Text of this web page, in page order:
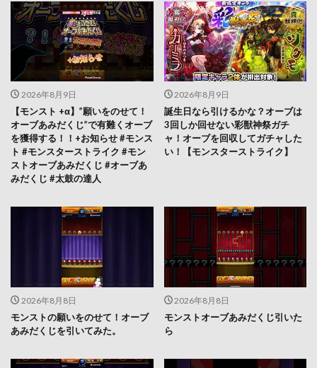
2026年8月9日
【モンスト +α】”願いをのせて！
オーブあみだくじ”で有難くオーブ
を獲得する！！+お知らせ #モンス
ト #モンスターストライク #モン
ストオーブあみだくじ #オーブあ
みだくじ #太鼓の達人
2026年8月9日
誕生日なら引けるかな？オーブは
3回しか回せない彩獣神祭ガチ
ャ！オーブを回収してガチャした
い！【モンスターストライク】
2026年8月8日
モンストの願いをのせて！オーブ
あみだくじを引いてみた。
2026年8月8日
モンストオーブあみだくじ引いた
ら